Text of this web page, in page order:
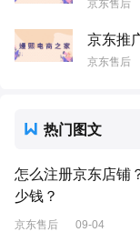
京东售后
京东推
京东售后
热门图文
怎么注册京东店铺
少钱？
京东售后 09-04